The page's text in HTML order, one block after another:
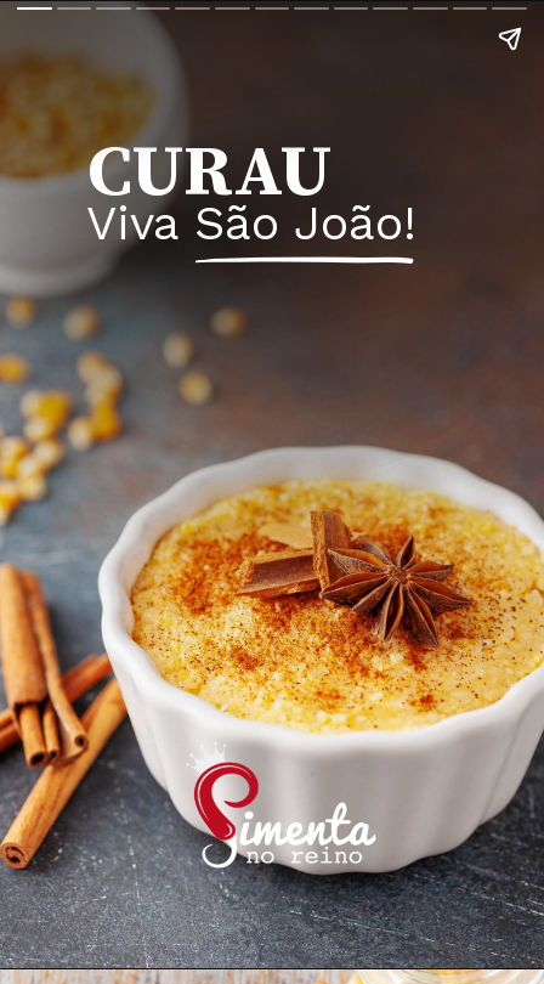
CURAU
Viva São João!